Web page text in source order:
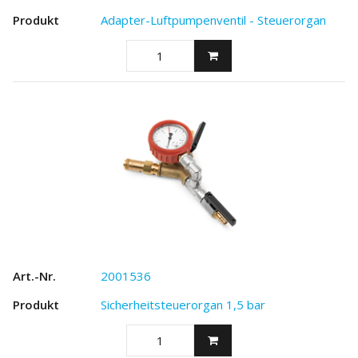
Adapter-Luftpumpenventil - Steuerorgan
2001536
Sicherheitsteuerorgan 1,5 bar